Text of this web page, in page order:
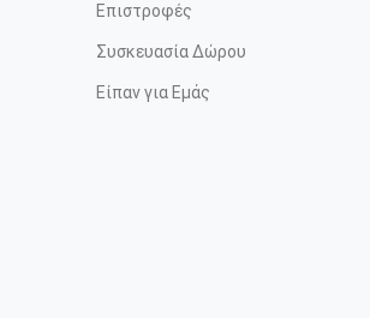
Επιστροφές
Συσκευασία Δώρου
Είπαν για Εμάς